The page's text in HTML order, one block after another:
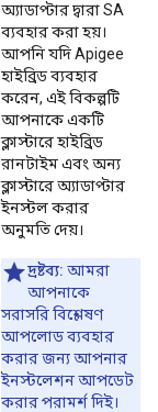
অ্যাডাপ্টার দ্বারা SA
ব্যবহার করা হয়।
আপনি যদি Apigee
হাইব্রিড ব্যবহার
করেন, এই বিকল্পটি
আপনাকে একটি
ক্লাস্টারে হাইব্রিড
রানটাইম এবং অন্য
ক্লাস্টারে অ্যাডাপ্টার
ইনস্টল করার
অনুমতি দেয়।
দ্রষ্টব্য: আমরা
আপনাকে
সরাসরি বিশ্লেষণ
আপলোড ব্যবহার
করার জন্য আপনার
ইনস্টলেশন আপডেট
করার পরামর্শ দিই।